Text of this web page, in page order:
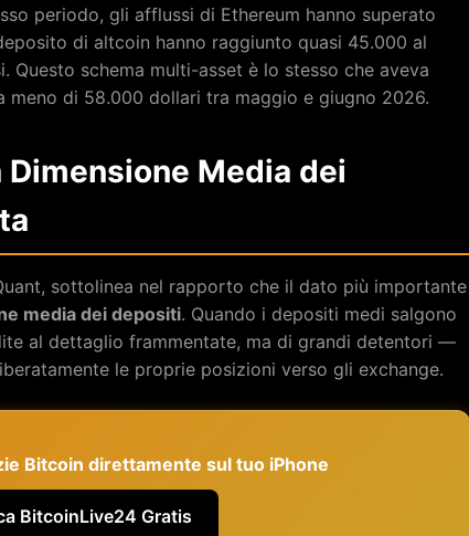
periodo, gli afflussi di Ethereum hanno superato
di altcoin hanno raggiunto quasi 45.000 al
Questo schema multi-asset è lo stesso che aveva
di 58.000 dollari tra maggio e giugno 2026.
Media dei
sottolinea nel rapporto che il dato più importante
media dei depositi. Quando i depositi medi salgono
al dettaglio frammentate, ma di grandi detentori —
le proprie posizioni verso gli exchange.
Bitcoin direttamente sul tuo iPhone
BitcoinLive24 Gratis